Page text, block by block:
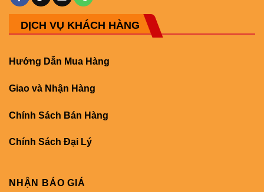
DỊCH VỤ KHÁCH HÀNG
Hướng Dẫn Mua Hàng
Giao và Nhận Hàng
Chính Sách Bán Hàng
Chính Sách Đại Lý
NHẬN BÁO GIÁ